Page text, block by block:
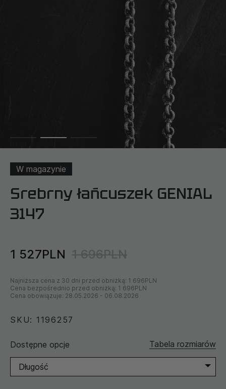
W magazynie
Srebrny łańcuszek GENIAL
3147
1 527PLN 1 696PLN
Najniższa cena z 30 dni przed obniżką: 1 696PLN
Cena bezpośrednio przed obniżką: 1 696PLN
Cena obowiązuje: 28.05.2026 - 06.08.2026
SKU: 1196257
Dostępne opcje Tabela rozmiarów
Długość